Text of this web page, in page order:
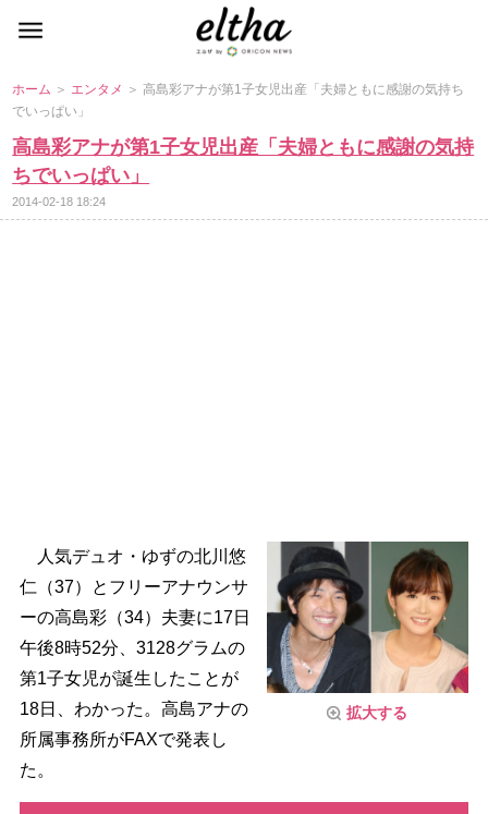
ホーム ＞ エンタメ ＞ 高島彩アナが第1子女児出産「夫婦ともに感謝の気持ち
でいっぱい」
高島彩アナが第1子女児出産「夫婦ともに感謝の気持
ちでいっぱい」
2014-02-18 18:24
拡大する
人気デュオ・ゆずの北川悠
仁（37）とフリーアナウンサ
ーの高島彩（34）夫妻に17日
午後8時52分、3128グラムの
第1子女児が誕生したことが
18日、わかった。高島アナの
所属事務所がFAXで発表し
た。